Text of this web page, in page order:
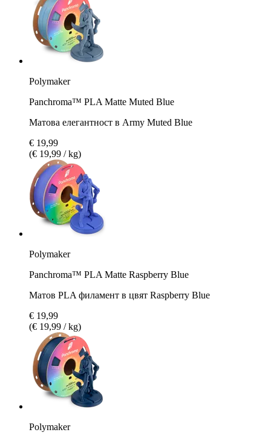
Polymaker
Panchroma™ PLA Matte Muted Blue
Матова елегантност в Army Muted Blue
€ 19,99
(€ 19,99 / kg)
Polymaker
Panchroma™ PLA Matte Raspberry Blue
Матов PLA филамент в цвят Raspberry Blue
€ 19,99
(€ 19,99 / kg)
Polymaker